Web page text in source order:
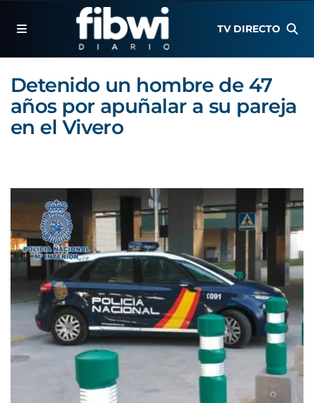
TV DIRECTO
Detenido un hombre de 47
años por apuñalar a su pareja
en el Vivero